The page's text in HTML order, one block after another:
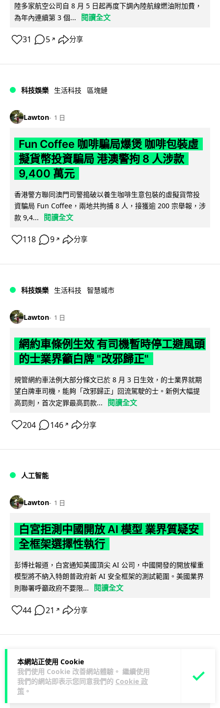
本網站正使用 Cookie
我們使用 Cookie 改善網站體驗。 繼續使用
我們的網站即表示您同意我們的 Cookie 政
策 。
陸多家航空公司自 8 月 5 日起再度下調內陸航線燃油附加費，
為年內連續第 3 個...
閱讀全文
31 5 ↗ 分享
科技娛樂 生活科技 區塊鏈
Lawton 1 日
Fun Coffee 咖啡騙局爆煲 咖啡包裝虛
擬貨幣投資騙局 港澳警拘 8 人涉款
9,400 萬元
香港警方聯同澳門司警搗破以養生咖啡生意包裝的虛擬貨幣投
資騙局 Fun Coffee，兩地共拘捕 8 人，接獲逾 200 宗舉報，涉
款 9,4...
閱讀全文
118 9 ↗ 分享
科技娛樂 生活科技 智慧城市
Lawton 1 日
網約車條例生效 有司機暫時停工避風頭
的士業界籲白牌 "改邪歸正"
規管網約車法例大部分條文已於 8 月 3 日生效，的士業界就期
望白牌車司機，能夠「改邪歸正」回流駕駛的士。新例大幅提
高罰則，首次定罪最高罰款...
閱讀全文
204 146 ↗ 分享
人工智能
Lawton 1 日
白宮拒測中國開放 AI 模型 業界質疑安
全框架選擇性執行
彭博社報道，白宮通知美國頂尖 AI 公司，中國開發的開放權重
模型將不納入特朗普政府新 AI 安全框架的測試範圍。美國業界
則聯署呼籲政府不要限...
閱讀全文
44 21 ↗ 分享
人工智能
Vin 1 日